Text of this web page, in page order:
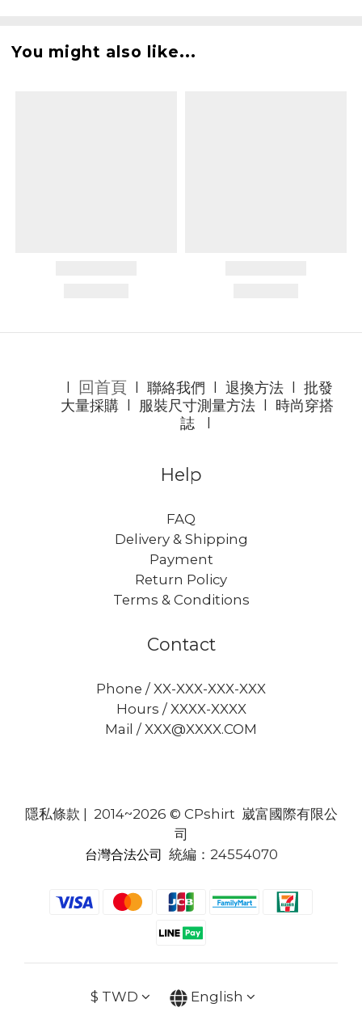
You might also like...
回首頁 聯絡我們 退換方法l 批發
大量採購
服裝尺寸測量方法
時尚穿搭
誌l
Help
FAQ
Delivery & Shipping
Payment
Return Policy
Terms & Conditions
Contact
Phone / XX-XXX-XXX-XXX
Hours / XXXX-XXXX
Mail / XXX@XXXX.COM
隱私條款 | 2014~2026 © CPshirt 崴富國際有限公
司
台灣合法公司 統編：24554070
$ TWD English